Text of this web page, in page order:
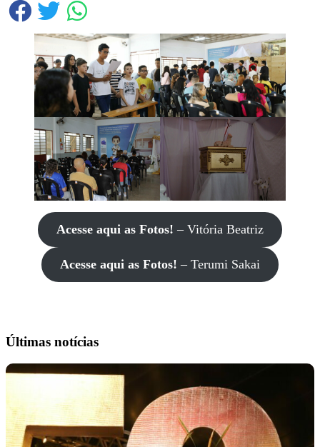
Acesse aqui as Fotos! – Vitória Beatriz
Acesse aqui as Fotos! – Terumi Sakai
Últimas notícias